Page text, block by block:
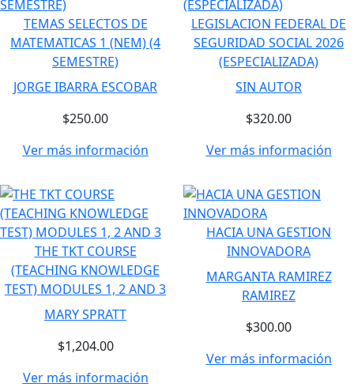
TEMAS SELECTOS DE
MATEMATICAS 1 (NEM) (4
SEMESTRE)
JORGE IBARRA ESCOBAR
$250.00
Ver más información
LEGISLACION FEDERAL DE
SEGURIDAD SOCIAL 2026
(ESPECIALIZADA)
SIN AUTOR
$320.00
Ver más información
THE TKT COURSE
(TEACHING KNOWLEDGE
TEST) MODULES 1, 2 AND 3
MARY SPRATT
$1,204.00
Ver más información
HACIA UNA GESTION
INNOVADORA
MARGANTA RAMIREZ
RAMIREZ
$300.00
Ver más información